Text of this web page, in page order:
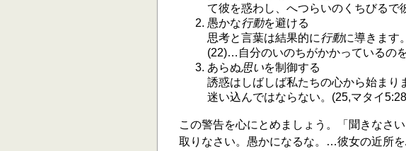
て彼を惑わし、へつらいのくちびるで
愚かな行動を避ける
思考と言葉は結果的に行動に導きます
(22)…自分のいのちがかかっているの
あらぬ思いを制御する
誘惑はしばしば私たちの心から始まり
迷い込んではならない。(25,マタイ
この警告を心にとめましょう。「聞きなさ
取りなさい。愚かになるな。…彼女の近所